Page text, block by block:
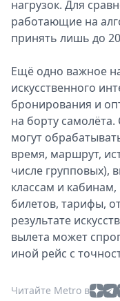
нагрузок. Для
работающие на
принять лишь до
Ещё одно важное
искусственного
бронирования и
на борту
могут
время, маршрут,
числе групповых),
классам и
билетов, тарифы,
результате
вылета может
иной рейс с
Читайте Metro в